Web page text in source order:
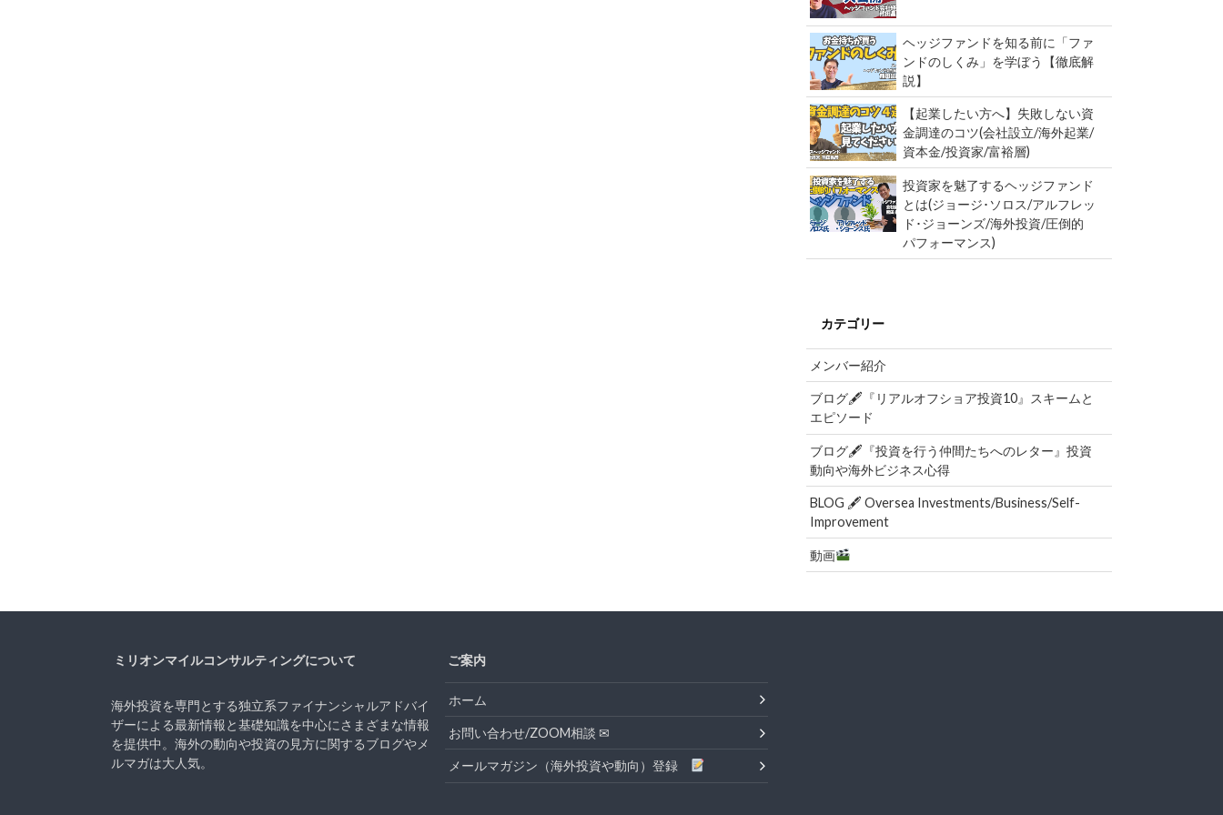
ヘッジファンドを知る前に「ファ
ンドのしくみ」を学ぼう【徹底解
説】
【起業したい方へ】失敗しない資
金調達のコツ(会社設立/海外起業/
資本金/投資家/富裕層)
投資家を魅了するヘッジファンド
とは(ジョージ･ソロス/アルフレッ
ド･ジョーンズ/海外投資/圧倒的
パフォーマンス)
カテゴリー
メンバー紹介
ブログ🖋『リアルオフショア投資10』スキームと
エピソード
ブログ🖋『投資を行う仲間たちへのレター』投資
動向や海外ビジネス心得
BLOG 🖋 Oversea Investments/Business/Self-
Improvement
動画
ミリオンマイルコンサルティングについて
海外投資を専門とする独立系ファイナンシャルアドバイ
ザーによる最新情報と基礎知識を中心にさまざまな情報
を提供中。海外の動向や投資の見方に関するブログやメ
ルマガは大人気。
ご案内
ホーム
お問い合わせ/ZOOM相談 ✉
メールマガジン（海外投資や動向）登録